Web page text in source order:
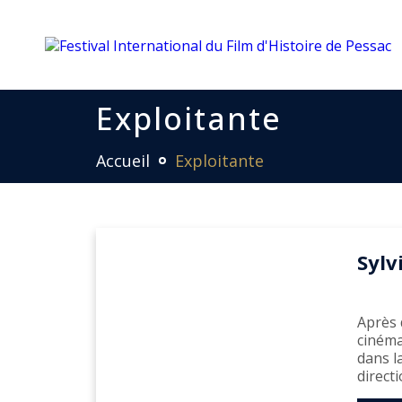
Exploitante
Accueil Exploitante
Après
dans